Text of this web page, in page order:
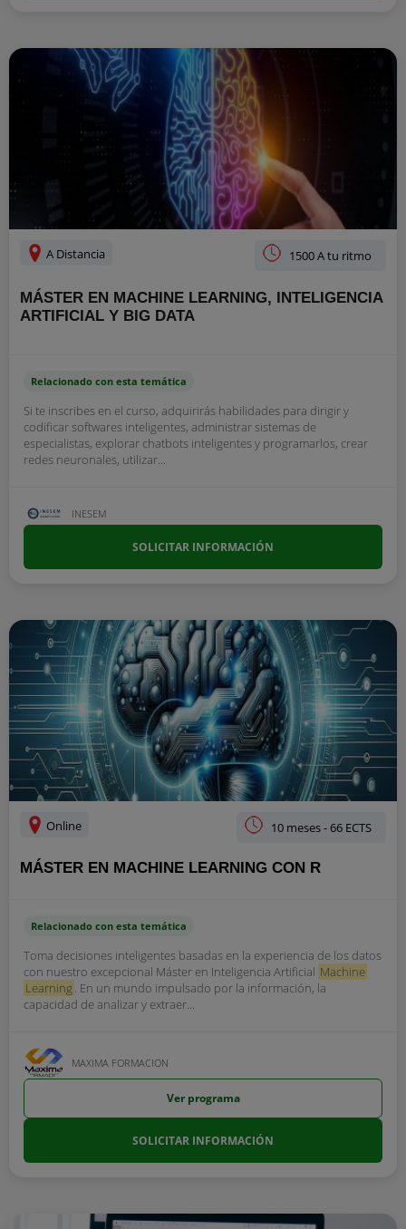
A Distancia 1500 A tu ritmo
MÁSTER EN MACHINE LEARNING, INTELIGENCIA
ARTIFICIAL Y BIG DATA
Relacionado con esta temática
Si te inscribes en el curso, adquirirás habilidades para dirigir y
codificar softwares inteligentes, administrar sistemas de
especialistas, explorar chatbots inteligentes y programarlos, crear
redes neuronales, utilizar...
INESEM
SOLICITAR INFORMACIÓN
Online 10 meses - 66 ECTS
MÁSTER EN MACHINE LEARNING CON R
Relacionado con esta temática
Toma decisiones inteligentes basadas en la experiencia de los datos
con nuestro excepcional Máster en Inteligencia Artificial Machine
Learning . En un mundo impulsado por la información, la
capacidad de analizar y extraer...
MAXIMA FORMACION
Ver programa
SOLICITAR INFORMACIÓN